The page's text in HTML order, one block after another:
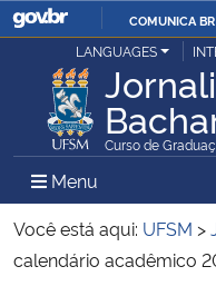
COMUNICA BR
Ministério da Justiça e
Ministério da Defesa
Ministério das Relações
LANGUAGES
Curso de
Menu Menu
Você está aqui: UFSM >
calendário acadêmico